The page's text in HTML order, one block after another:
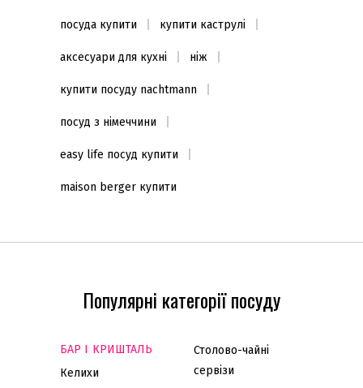
посуда купити купити каструлі
аксесуари для кухні ніж
купити посуду nachtmann
посуд з німеччини
easy life посуд купити
maison berger купити
Популярні категорії посуду
БАР І КРИШТАЛЬ
Келихи
Столово-чайні
сервізи